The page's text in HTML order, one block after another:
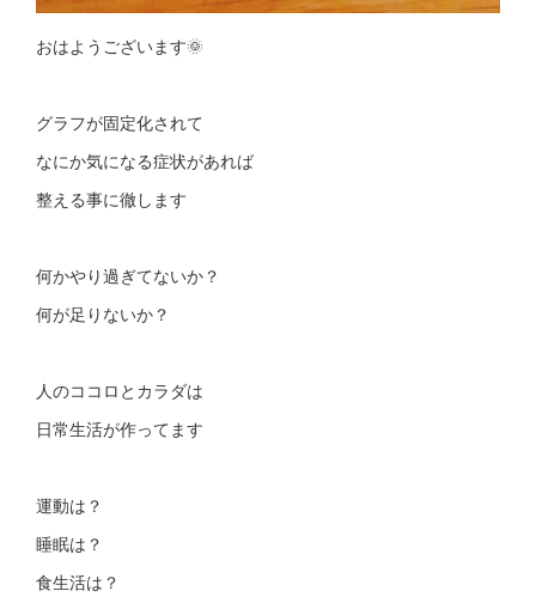
おはようございます🌞
グラフが固定化されて
なにか気になる症状があれば
整える事に徹します
何かやり過ぎてないか？
何が足りないか？
人のココロとカラダは
日常生活が作ってます
運動は？
睡眠は？
食生活は？